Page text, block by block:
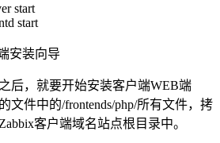
start
start
安装向导
后，就要开始安装客户端WEB端
文件中的/frontends/php/所有文件，拷
客户端域名站点根目录中。